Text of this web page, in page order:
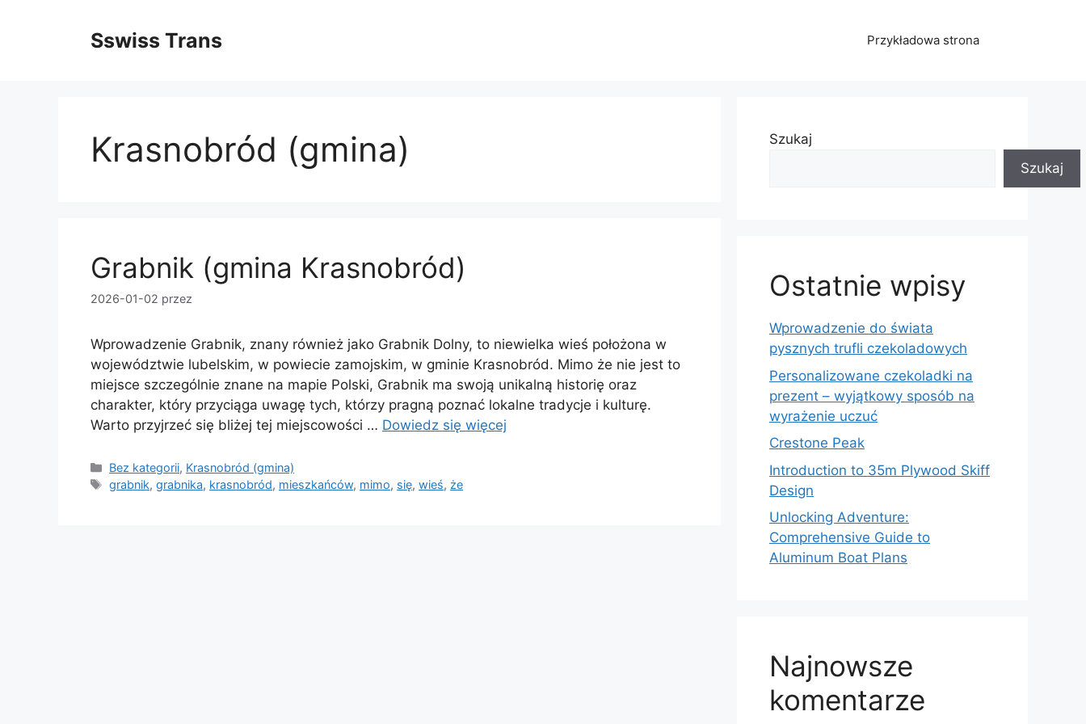
Sswiss Trans Przykładowa strona
Krasnobród (gmina)
Grabnik (gmina Krasnobród)
2026-01-02 przez
Wprowadzenie Grabnik, znany również jako Grabnik Dolny, to niewielka wieś położona w
województwie lubelskim, w powiecie zamojskim, w gminie Krasnobród. Mimo że nie jest to
miejsce szczególnie znane na mapie Polski, Grabnik ma swoją unikalną historię oraz
charakter, który przyciąga uwagę tych, którzy pragną poznać lokalne tradycje i kulturę.
Warto przyjrzeć się bliżej tej miejscowości … Dowiedz się więcej
Kategorie
Bez kategorii, Krasnobród (gmina)
Tagi
grabnik,grabnika, krasnobród, mieszkańców, mimo, się,wieś, że
Szukaj
Szukaj
Ostatnie wpisy
Wprowadzenie do świata
pysznych trufli czekoladowych
Personalizowane czekoladki na
prezent – wyjątkowy sposób na
wyrażenie uczuć
Crestone Peak
Introduction to 35m Plywood Skiff
Design
Unlocking Adventure:
Comprehensive Guide to
Aluminum Boat Plans
Najnowsze
komentarze